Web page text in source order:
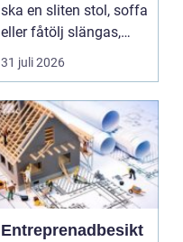
ska en sliten stol, soffa
eller fåtölj slängas,
säljas billi...
31 juli 2026
Entreprenadbesikt